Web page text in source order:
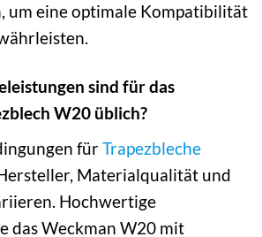
um eine optimale Kompatibilität
sind für das
W20 üblich?
fürTrapezbleche
Materialqualität und
Hochwertige
das Weckman W20 mit